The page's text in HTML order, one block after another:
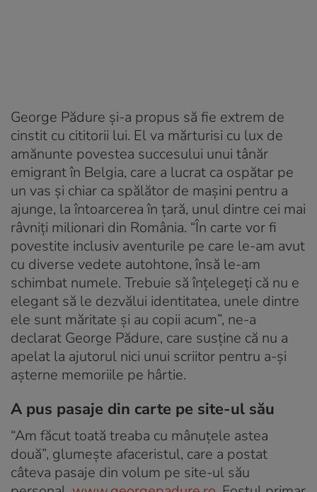
George Pădure şi-a propus să fie extrem de
cinstit cu cititorii lui. El va mărturisi cu lux de
amănunte povestea succesului unui tânăr
emigrant în Belgia, care a lucrat ca ospătar pe
un vas şi chiar ca spălător de maşini pentru a
ajunge, la întoarcerea în ţară, unul dintre cei mai
râvniţi milionari din România. “În carte vor fi
povestite inclusiv aventurile pe care le-am avut
cu diverse vedete autohtone, însă le-am
schimbat numele. Trebuie să înţelegeţi că nu e
elegant să le dezvălui identitatea, unele dintre
ele sunt măritate şi au copii acum”, ne-a
declarat George Pădure, care susţine că nu a
apelat la ajutorul nici unui scriitor pentru a-şi
aşterne memoriile pe hârtie.
A pus pasaje din carte pe site-ul său
“Am făcut toată treaba cu mânuţele astea
două”, glumeşte afaceristul, care a postat
câteva pasaje din volum pe site-ul său